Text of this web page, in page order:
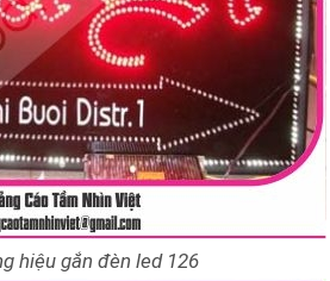
hiệu gắn đèn led 126